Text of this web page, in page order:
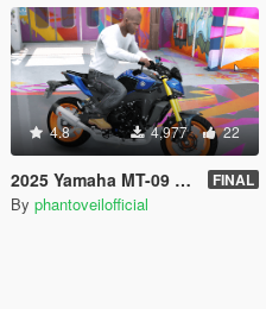
4.8 4,977 22
2025 Yamaha MT-09 V4 SP [Add-On] FINAL
By phantoveilofficial